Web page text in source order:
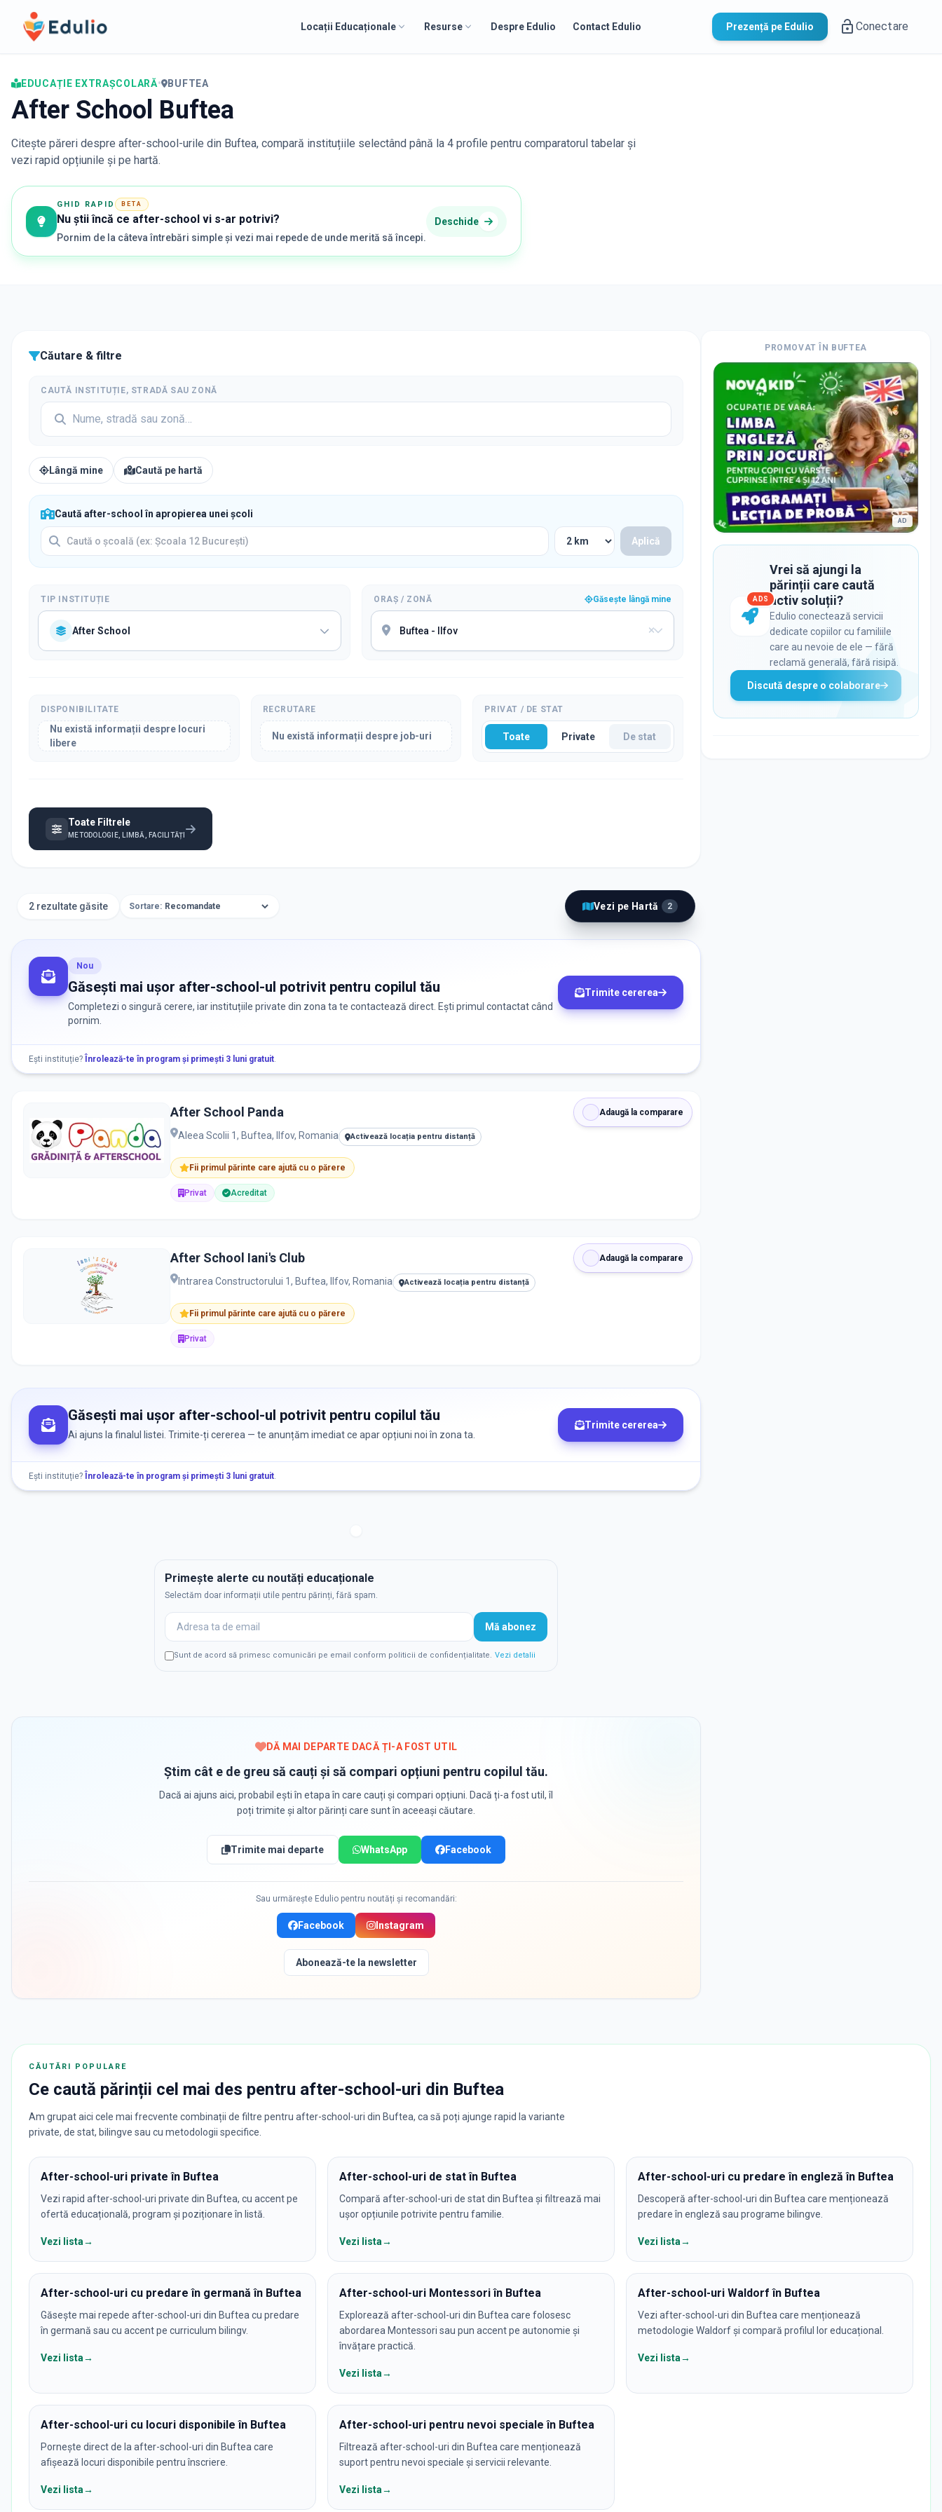
Edulio
Locații Educaționale Resurse Despre Edulio Contact Edulio Prezență pe Edulio Conectare
EDUCAȚIE EXTRAȘCOLARĂ• BUFTEA
After School Buftea
Citește păreri despre after-school-urile din Buftea, compară instituțiile selectând până la 4 profile pentru comparatorul tabelar și
vezi rapid opțiunile și pe hartă.
GHID RAPID BETA
Nu știi încă ce after-school vi s-ar potrivi?
Pornim de la câteva întrebări simple și vezi mai repede de unde merită să începi.
Deschide
Căutare & filtre
CAUTĂ INSTITUȚIE, STRADĂ SAU ZONĂ
Lângă mine Caută pe hartă
Caută after-school în apropierea unei școli
Aplică
TIP INSTITUȚIE
After School
ORAȘ / ZONĂ Găsește lângă mine
DISPONIBILITATE
Nu există informații despre locuri
libere
RECRUTARE
Nu există informații despre job-uri
PRIVAT / DE STAT
Toate Private De stat
Toate Filtrele
METODOLOGIE, LIMBĂ, FACILITĂȚI
2 rezultate găsite Sortare: Vezi pe Hartă 2
Nou
Găsești mai ușor after-school-ul potrivit pentru copilul tău
Completezi o singură cerere, iar instituțiile private din zona ta te contactează direct. Ești primul contactat când
pornim.
Trimite cererea
Ești instituție? Înrolează-te în program și primești 3 luni gratuit.
Adaugă la comparare
After School Panda
Aleea Scolii 1, Buftea, Ilfov, Romania Activează locația pentru distanță
Fii primul părinte care ajută cu o părere
Privat Acreditat
Adaugă la comparare
After School Iani's Club
Intrarea Constructorului 1, Buftea, Ilfov, Romania Activează locația pentru distanță
Fii primul părinte care ajută cu o părere
Privat
Găsești mai ușor after-school-ul potrivit pentru copilul tău
Ai ajuns la finalul listei. Trimite-ți cererea — te anunțăm imediat ce apar opțiuni noi în zona ta.
Trimite cererea
Ești instituție? Înrolează-te în program și primești 3 luni gratuit.
Primește alerte cu noutăți educaționale
Selectăm doar informații utile pentru părinți, fără spam.
Mă abonez
Sunt de acord să primesc comunicări pe email conform politicii de confidențialitate. Vezi detalii
DĂ MAI DEPARTE DACĂ ȚI-A FOST UTIL
Știm cât e de greu să cauți și să compari opțiuni pentru copilul tău.
Dacă ai ajuns aici, probabil ești în etapa în care cauți și compari opțiuni. Dacă ți-a fost util, îl
poți trimite și altor părinți care sunt în aceeași căutare.
Trimite mai departe WhatsApp Facebook
Sau urmărește Edulio pentru noutăți și recomandări:
Facebook Instagram
Abonează-te la newsletter
PROMOVAT ÎN BUFTEA
AD
ADS
Vrei să ajungi la
părinții care caută
activ soluții?
Edulio conectează servicii
dedicate copiilor cu familiile
care au nevoie de ele — fără
reclamă generală, fără risipă.
Discută despre o colaborare
CĂUTĂRI POPULARE
Ce caută părinții cel mai des pentru after-school-uri din Buftea
Am grupat aici cele mai frecvente combinații de filtre pentru after-school-uri din Buftea, ca să poți ajunge rapid la variante
private, de stat, bilingve sau cu metodologii specifice.
After-school-uri private în Buftea
Vezi rapid after-school-uri private din Buftea, cu accent pe
ofertă educațională, program și poziționare în listă.
Vezi lista→
After-school-uri de stat în Buftea
Compară after-school-uri de stat din Buftea și filtrează mai
ușor opțiunile potrivite pentru familie.
Vezi lista→
After-school-uri cu predare în engleză în Buftea
Descoperă after-school-uri din Buftea care menționează
predare în engleză sau programe bilingve.
Vezi lista→
After-school-uri cu predare în germană în Buftea
Găsește mai repede after-school-uri din Buftea cu predare
în germană sau cu accent pe curriculum bilingv.
Vezi lista→
After-school-uri Montessori în Buftea
Explorează after-school-uri din Buftea care folosesc
abordarea Montessori sau pun accent pe autonomie și
învățare practică.
Vezi lista→
After-school-uri Waldorf în Buftea
Vezi after-school-uri din Buftea care menționează
metodologie Waldorf și compară profilul lor educațional.
Vezi lista→
After-school-uri cu locuri disponibile în Buftea
Pornește direct de la after-school-uri din Buftea care
afișează locuri disponibile pentru înscriere.
Vezi lista→
After-school-uri pentru nevoi speciale în Buftea
Filtrează after-school-uri din Buftea care menționează
suport pentru nevoi speciale și servicii relevante.
Vezi lista→